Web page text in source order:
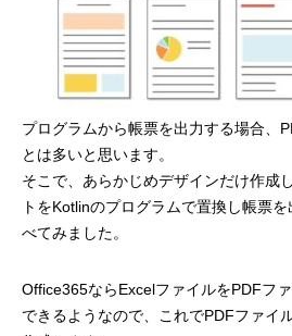
デザイナーの1週間
求人採用情報
Webエンジニア・プログラマー
フロントエンドエンジニア
【業務委託】Webデザイナー
プログラムから帳票を出力する場合、
とは多いと思います。
そこで、あらかじめデザインだけ作成
トをKotlinのプログラムで置換し帳票
べてみました。
Office365ならExcelファイルをPDFフ
できるようなので、これでPDFファイ